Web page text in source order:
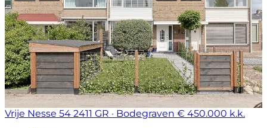
Vrije Nesse 54 2411 GR · Bodegraven € 450.000 k.k.